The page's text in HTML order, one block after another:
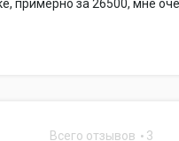
примерно за 26500, мне
Всего отзывов 3